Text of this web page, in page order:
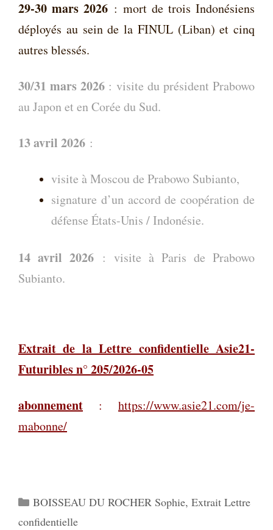
29-30 mars 2026 : mort de trois Indonésiens
déployés au sein de la FINUL (Liban) et cinq
autres blessés.
30/31 mars 2026 : visite du président Prabowo
au Japon et en Corée du Sud.
13 avril 2026 :
visite à Moscou de Prabowo Subianto,
signature d’un accord de coopération de
défense États-Unis / Indonésie.
14 avril 2026 : visite à Paris de Prabowo
Subianto.
Extrait de la Lettre confidentielle Asie21-
Futuribles n° 205/2026-05
abonnement : https://www.asie21.com/je-
mabonne/
Catégories
BOISSEAU DU ROCHER Sophie, Extrait Lettre
confidentielle